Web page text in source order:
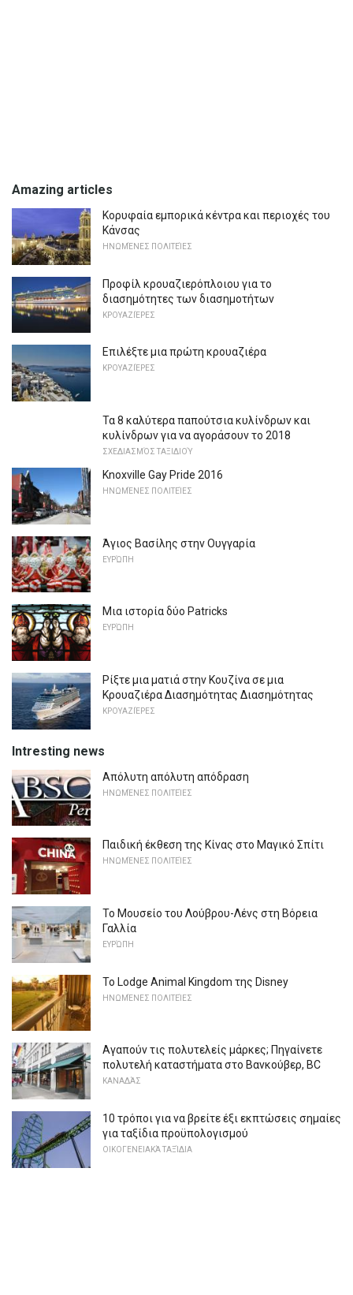
Amazing articles
Κορυφαία εμπορικά κέντρα και περιοχές του
Κάνσας
ΗΝΩΜΈΝΕΣ ΠΟΛΙΤΕΊΕΣ
Προφίλ κρουαζιερόπλοιου για το
διασημότητες των διασημοτήτων
ΚΡΟΥΑΖΙΈΡΕΣ
Επιλέξτε μια πρώτη κρουαζιέρα
ΚΡΟΥΑΖΙΈΡΕΣ
Τα 8 καλύτερα παπούτσια κυλίνδρων και
κυλίνδρων για να αγοράσουν το 2018
ΣΧΕΔΙΑΣΜΌΣ ΤΑΞΙΔΙΟΎ
Knoxville Gay Pride 2016
ΗΝΩΜΈΝΕΣ ΠΟΛΙΤΕΊΕΣ
Άγιος Βασίλης στην Ουγγαρία
ΕΥΡΏΠΗ
Μια ιστορία δύο Patricks
ΕΥΡΏΠΗ
Ρίξτε μια ματιά στην Κουζίνα σε μια
Κρουαζιέρα Διασημότητας Διασημότητας
ΚΡΟΥΑΖΙΈΡΕΣ
Intresting news
Απόλυτη απόλυτη απόδραση
ΗΝΩΜΈΝΕΣ ΠΟΛΙΤΕΊΕΣ
Παιδική έκθεση της Κίνας στο Μαγικό Σπίτι
ΗΝΩΜΈΝΕΣ ΠΟΛΙΤΕΊΕΣ
Το Μουσείο του Λούβρου-Λένς στη Βόρεια
Γαλλία
ΕΥΡΏΠΗ
Το Lodge Animal Kingdom της Disney
ΗΝΩΜΈΝΕΣ ΠΟΛΙΤΕΊΕΣ
Αγαπούν τις πολυτελείς μάρκες; Πηγαίνετε
πολυτελή καταστήματα στο Βανκούβερ, BC
ΚΑΝΑΔΆΣ
10 τρόποι για να βρείτε έξι εκπτώσεις σημαίες
για ταξίδια προϋπολογισμού
ΟΙΚΟΓΕΝΕΙΑΚΆ ΤΑΞΊΔΙΑ